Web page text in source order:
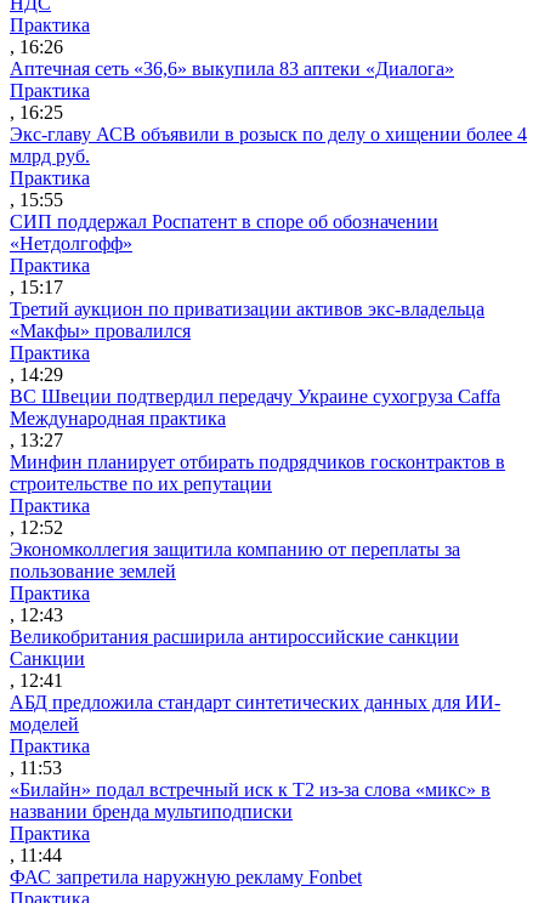
Практика
, 16:26
Аптечная сеть «36,6» выкупила 83 аптеки «Диалога»
Практика
, 16:25
Экс-главу АСВ объявили в розыск по делу о хищении более 4
млрд руб.
Практика
, 15:55
СИП поддержал Роспатент в споре об обозначении
«Нетдолгофф»
Практика
, 15:17
Третий аукцион по приватизации активов экс-владельца
«Макфы» провалился
Практика
, 14:29
ВС Швеции подтвердил передачу Украине сухогруза Caffa
Международная практика
, 13:27
Минфин планирует отбирать подрядчиков госконтрактов в
строительстве по их репутации
Практика
, 12:52
Экономколлегия защитила компанию от переплаты за
пользование землей
Практика
, 12:43
Великобритания расширила антироссийские санкции
Санкции
, 12:41
АБД предложила стандарт синтетических данных для ИИ-
моделей
Практика
, 11:53
«Билайн» подал встречный иск к Т2 из-за слова «микс» в
названии бренда мультиподписки
Практика
, 11:44
ФАС запретила наружную рекламу Fonbet
Практика